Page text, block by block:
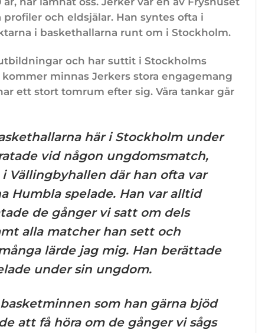
och eldsjälar. Han syntes ofta i
i baskethallarna runt om i Stockholm.
och har suttit i Stockholms
minnas Jerkers stora engagemang
ett stort tomrum efter sig. Våra tankar går
här i Stockholm under
vid någon ungdomsmatch,
Vällingbyhallen där han ofta var
Humbla spelade. Han var alltid
de gånger vi satt om dels
alla matcher han sett och
lärde jag mig. Han berättade
under sin ungdom.
som han gärna bjöd
att få höra om de gånger vi sågs